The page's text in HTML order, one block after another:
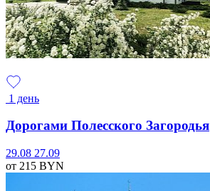
1 день
Дорогами Полесского Загородья
29.08 27.09
от 215 BYN